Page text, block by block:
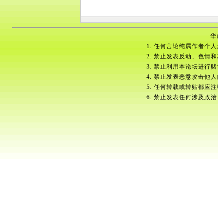
华
1. 任何言论纯属作者个
2. 禁止发表反动、色情
3. 禁止利用本论坛进行
4. 禁止发表恶意攻击他
5. 任何转载或转贴都应
6. 禁止发表任何涉及政